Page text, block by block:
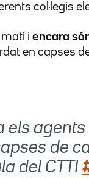
col·legis
i encara
en capses
els
de
del CTTI